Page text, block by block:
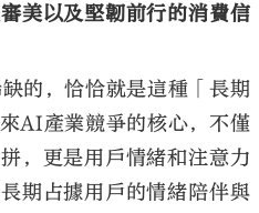
美以及堅韌前行的消費信
的，恰恰就是這種「長期
AI產業競爭的核心，不僅
，更是用戶情緒和注意力
期占據用戶的情緒陪伴與